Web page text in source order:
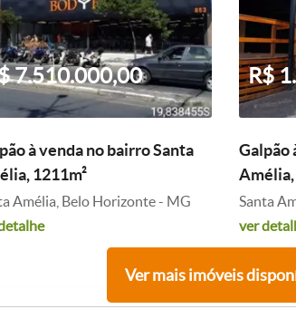
7.510.000,00
à venda no bairro Santa
1211m²
Amélia, Belo Horizonte - MG
R$
Galpão
Amélia,
Santa
ver
Ver mais imóveis